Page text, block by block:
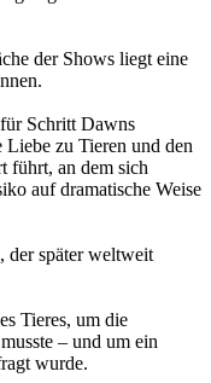
der Shows liegt eine
Schritt Dawns
zu Tieren und den
führt, an dem sich
auf dramatische Weise
der später weltweit
Tieres, um die
– und um ein
wurde.